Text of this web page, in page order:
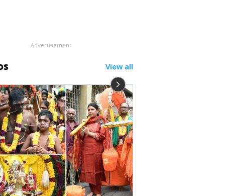
Advertisement
View all